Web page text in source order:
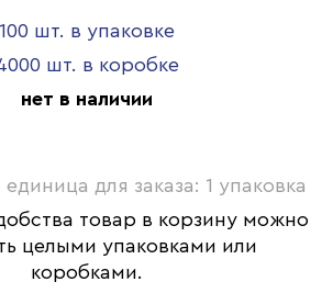
100 шт. в упаковке
шт. в коробке
нет в наличии
для заказа: 1 упаковка
товар в корзину можно
целыми упаковками или
коробками.